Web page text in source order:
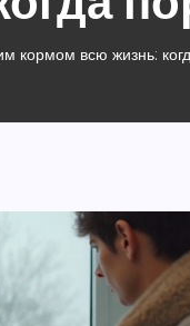
кормом всю жизнь: